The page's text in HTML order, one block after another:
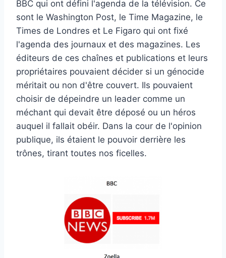
BBC qui ont défini l'agenda de la télévision. Ce
sont le Washington Post, le Time Magazine, le
Times de Londres et Le Figaro qui ont fixé
l'agenda des journaux et des magazines. Les
éditeurs de ces chaînes et publications et leurs
propriétaires pouvaient décider si un génocide
méritait ou non d'être couvert. Ils pouvaient
choisir de dépeindre un leader comme un
méchant qui devait être déposé ou un héros
auquel il fallait obéir. Dans la cour de l'opinion
publique, ils étaient le pouvoir derrière les
trônes, tirant toutes nos ficelles.